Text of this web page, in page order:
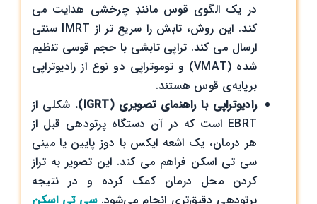
در یک الگوی قوس مانندِ چرخشی هدایت می
کند. این روش، تابش را سریع تر از IMRT سنتی
ارسال می کند. تراپی تابشی با حجم قوسی تنظیم
شده (VMAT) و توموتراپی دو نوع از رادیوتراپی
برپایه‌ی قوس هستند.
رادیوتراپی با راهنمای تصویری (IGRT).
شکلی از
EBRT است که در آن دستگاه پرتودهی قبل از
هر درمان، یک اشعه ایکس با دوز پایین یا مینی
سی تی اسکن فراهم می کند. این تصویر به تراز
کردن محل درمان کمک کرده و در نتیجه
پرتودهی دقیق‌تری انجام می‌شود.سی تی اسکن